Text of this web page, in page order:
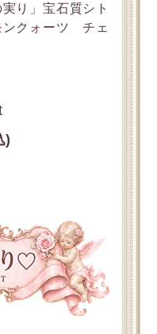
り」宝石質シト
クォーツ チェ
)